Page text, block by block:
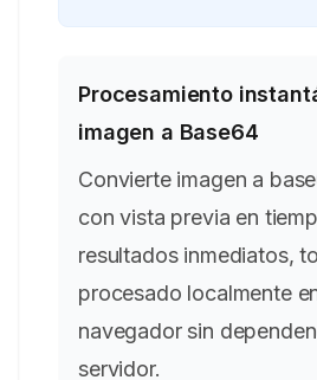
Procesamiento
imagen a Base64
Convierte imagen a
con vista previa en
resultados inmediatos,
procesado localmente
navegador sin
servidor.